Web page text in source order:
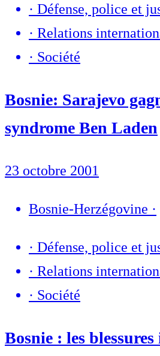
· Défense, police et
· Relations
· Société
Bosnie: Sarajevo
syndrome Ben Laden
23 octobre 2001
Bosnie-Herzégovine ·
· Défense, police et
· Relations
· Société
Bosnie : les